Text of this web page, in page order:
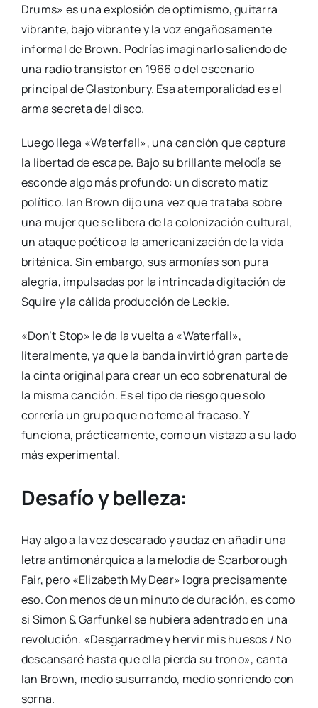
Drums» es una explosión de optimismo, guitarra
vibrante, bajo vibrante y la voz engañosamente
informal de Brown. Podrías imaginarlo saliendo de
una radio transistor en 1966 o del escenario
principal de Glastonbury. Esa atemporalidad es el
arma secreta del disco.
Luego llega «Waterfall», una canción que captura
la libertad de escape. Bajo su brillante melodía se
esconde algo más profundo: un discreto matiz
político. Ian Brown dijo una vez que trataba sobre
una mujer que se libera de la colonización cultural,
un ataque poético a la americanización de la vida
británica. Sin embargo, sus armonías son pura
alegría, impulsadas por la intrincada digitación de
Squire y la cálida producción de Leckie.
«Don’t Stop» le da la vuelta a «Waterfall»,
literalmente, ya que la banda invirtió gran parte de
la cinta original para crear un eco sobrenatural de
la misma canción. Es el tipo de riesgo que solo
correría un grupo que no teme al fracaso. Y
funciona, prácticamente, como un vistazo a su lado
más experimental.
Desafío y belleza:
Hay algo a la vez descarado y audaz en añadir una
letra antimonárquica a la melodía de Scarborough
Fair, pero «Elizabeth My Dear» logra precisamente
eso. Con menos de un minuto de duración, es como
si Simon & Garfunkel se hubiera adentrado en una
revolución. «Desgarradme y hervir mis huesos / No
descansaré hasta que ella pierda su trono», canta
Ian Brown, medio susurrando, medio sonriendo con
sorna.